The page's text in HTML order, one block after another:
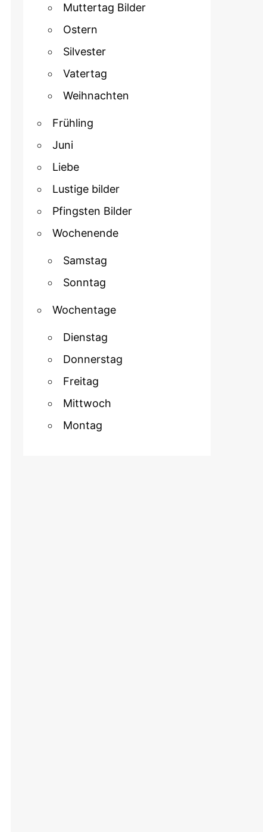
Muttertag Bilder
Ostern
Silvester
Vatertag
Weihnachten
Frühling
Juni
Liebe
Lustige bilder
Pfingsten Bilder
Wochenende
Samstag
Sonntag
Wochentage
Dienstag
Donnerstag
Freitag
Mittwoch
Montag